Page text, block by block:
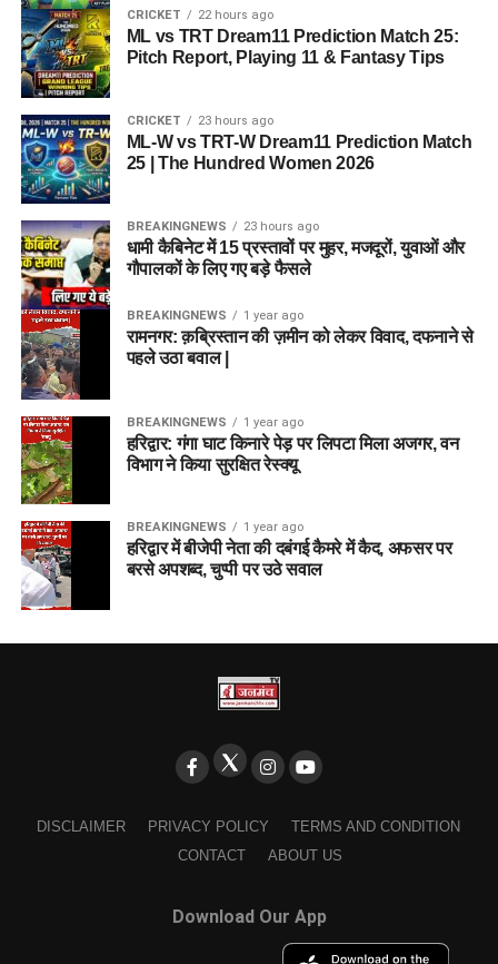
CRICKET 22 hours ago
ML vs TRT Dream11 Prediction Match 25:
Pitch Report, Playing 11 & Fantasy Tips
CRICKET 23 hours ago
ML-W vs TRT-W Dream11 Prediction Match
25 | The Hundred Women 2026
BREAKINGNEWS 23 hours ago
धामी कैबिनेट में 15 प्रस्तावों पर मुहर, मजदूरों, युवाओं और
गौपालकों के लिए गए बड़े फैसले
BREAKINGNEWS 1 year ago
रामनगर: क़ब्रिस्तान की ज़मीन को लेकर विवाद, दफनाने से
पहले उठा बवाल |
BREAKINGNEWS 1 year ago
हरिद्वार: गंगा घाट किनारे पेड़ पर लिपटा मिला अजगर, वन
विभाग ने किया सुरक्षित रेस्क्यू
BREAKINGNEWS 1 year ago
हरिद्वार में बीजेपी नेता की दबंगई कैमरे में कैद, अफसर पर
बरसे अपशब्द, चुप्पी पर उठे सवाल
DISCLAIMER PRIVACY POLICY
TERMS AND CONDITION
CONTACT
ABOUT US
Download Our App